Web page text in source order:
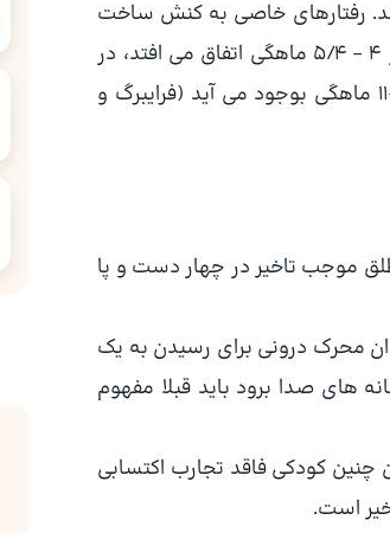
رفتارهای خاصی به کنش ساخت
های خاصی وابسته هستند. مثلا هماهنگی شنیدن، حرکت وضعی و دیدن که تقریبا در 4 – 5/4 ماهگی اتفاق می افتد، در
، تقریبا از شش ماهگی به بعد در حدود 10-11 ماهگی بوجود می آید (فرایبرگ و
موجب تاخیر در چهار دست و پا
ناشی از فقدان محرک درونی برای رسیدن به یک
های صدا برود باید قبلا مفهوم
چنین کودکی فاقد تجارب اکتسابی
است.